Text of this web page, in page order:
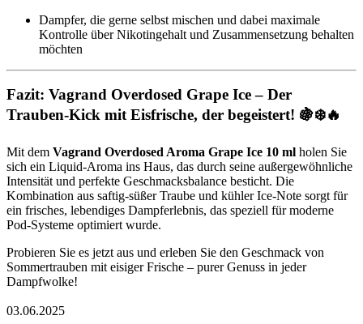
Dampfer, die gerne selbst mischen und dabei maximale
Kontrolle über Nikotingehalt und Zusammensetzung behalten
möchten
Fazit: Vagrand Overdosed Grape Ice – Der
Trauben-Kick mit Eisfrische, der begeistert! 🍇❄️🔥
Mit dem Vagrand Overdosed Aroma Grape Ice 10 ml holen Sie
sich ein Liquid-Aroma ins Haus, das durch seine außergewöhnliche
Intensität und perfekte Geschmacksbalance besticht. Die
Kombination aus saftig-süßer Traube und kühler Ice-Note sorgt für
ein frisches, lebendiges Dampferlebnis, das speziell für moderne
Pod-Systeme optimiert wurde.
Probieren Sie es jetzt aus und erleben Sie den Geschmack von
Sommertrauben mit eisiger Frische – purer Genuss in jeder
Dampfwolke!
03.06.2025